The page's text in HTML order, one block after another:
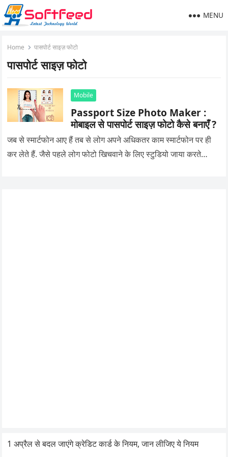
MENU
Home पासपोर्ट साइज़ फोटो
पासपोर्ट साइज़ फोटो
Mobile
Passport Size Photo Maker :
मोबाइल से पासपोर्ट साइज़ फोटो कैसे बनाएँ ?
जब से स्मार्टफोन आए हैं तब से लोग अपने अधिकतर काम स्मार्टफोन पर ही
कर लेते हैं. जैसे पहले लोग फोटो खिचवाने के लिए स्टुडियो जाया करते…
1 अप्रैल से बदल जाएंगे क्रेडिट कार्ड के नियम, जान लीजिए ये नियम